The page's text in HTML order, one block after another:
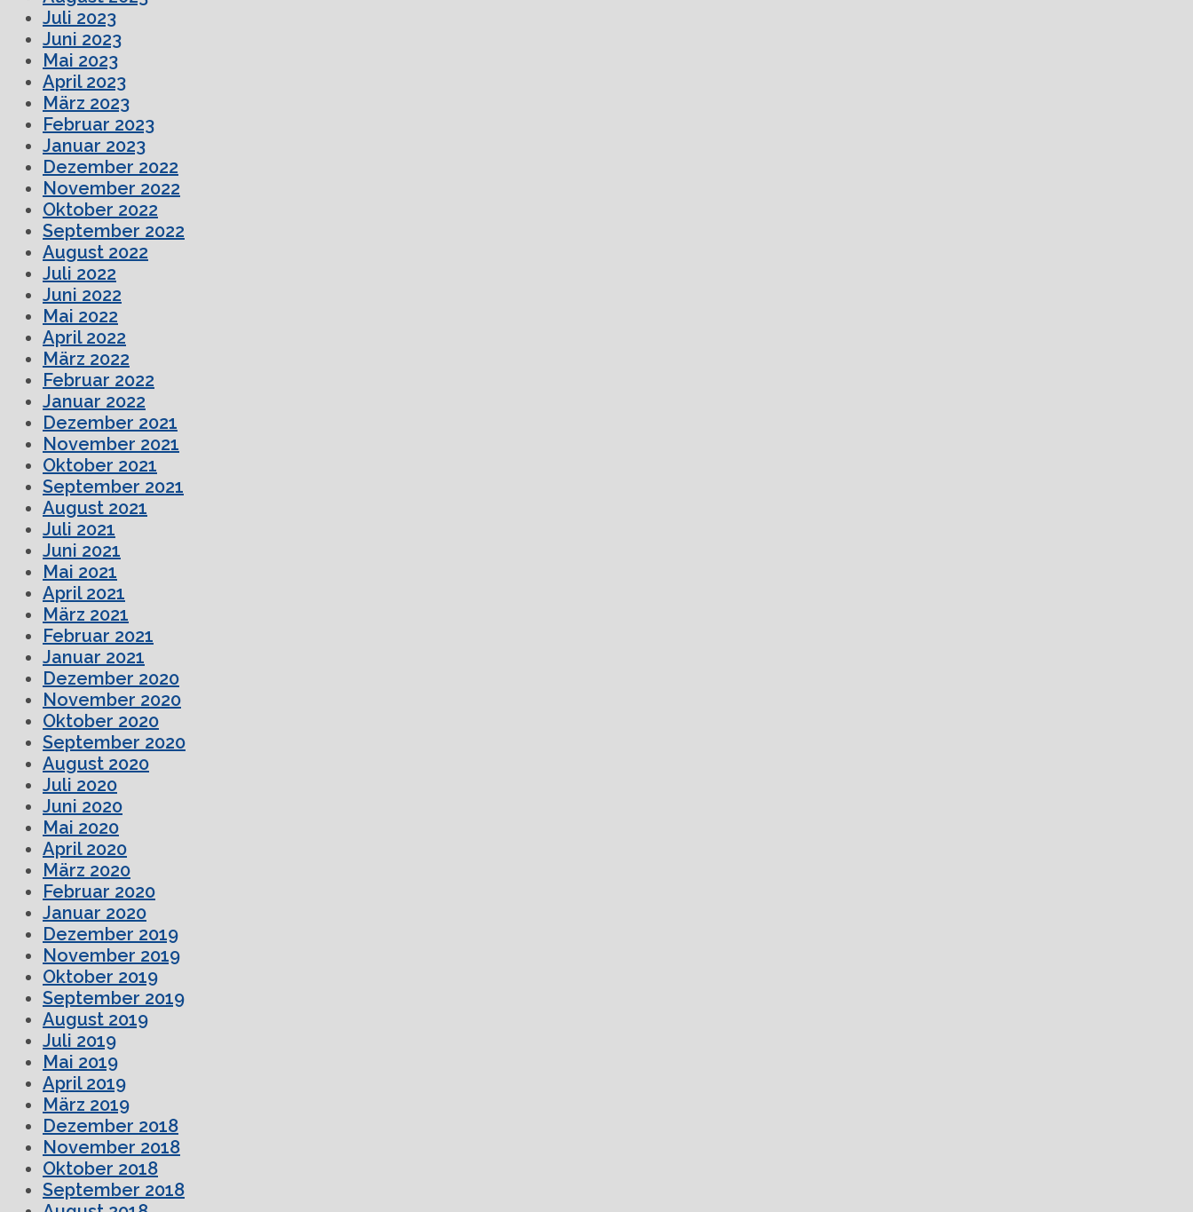
Juli 2023
Juni 2023
Mai 2023
April 2023
März 2023
Februar 2023
Januar 2023
Dezember 2022
November 2022
Oktober 2022
September 2022
August 2022
Juli 2022
Juni 2022
Mai 2022
April 2022
März 2022
Februar 2022
Januar 2022
Dezember 2021
November 2021
Oktober 2021
September 2021
August 2021
Juli 2021
Juni 2021
Mai 2021
April 2021
März 2021
Februar 2021
Januar 2021
Dezember 2020
November 2020
Oktober 2020
September 2020
August 2020
Juli 2020
Juni 2020
Mai 2020
April 2020
März 2020
Februar 2020
Januar 2020
Dezember 2019
November 2019
Oktober 2019
September 2019
August 2019
Juli 2019
Mai 2019
April 2019
März 2019
Dezember 2018
November 2018
Oktober 2018
September 2018